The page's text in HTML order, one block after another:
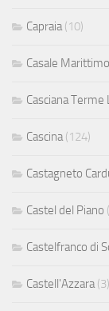
Capraia (10)
Casale Marittimo
Casciana Terme
Cascina (124)
Castagneto
Castel del Piano
Castelfranco di
Castell'Azzara (3)